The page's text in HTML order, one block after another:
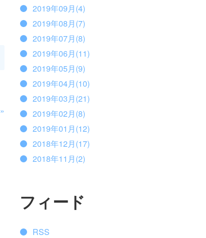
»
2019年09月(4)
2019年08月(7)
2019年07月(8)
2019年06月(11)
2019年05月(9)
2019年04月(10)
2019年03月(21)
2019年02月(8)
2019年01月(12)
2018年12月(17)
2018年11月(2)
フィード
RSS